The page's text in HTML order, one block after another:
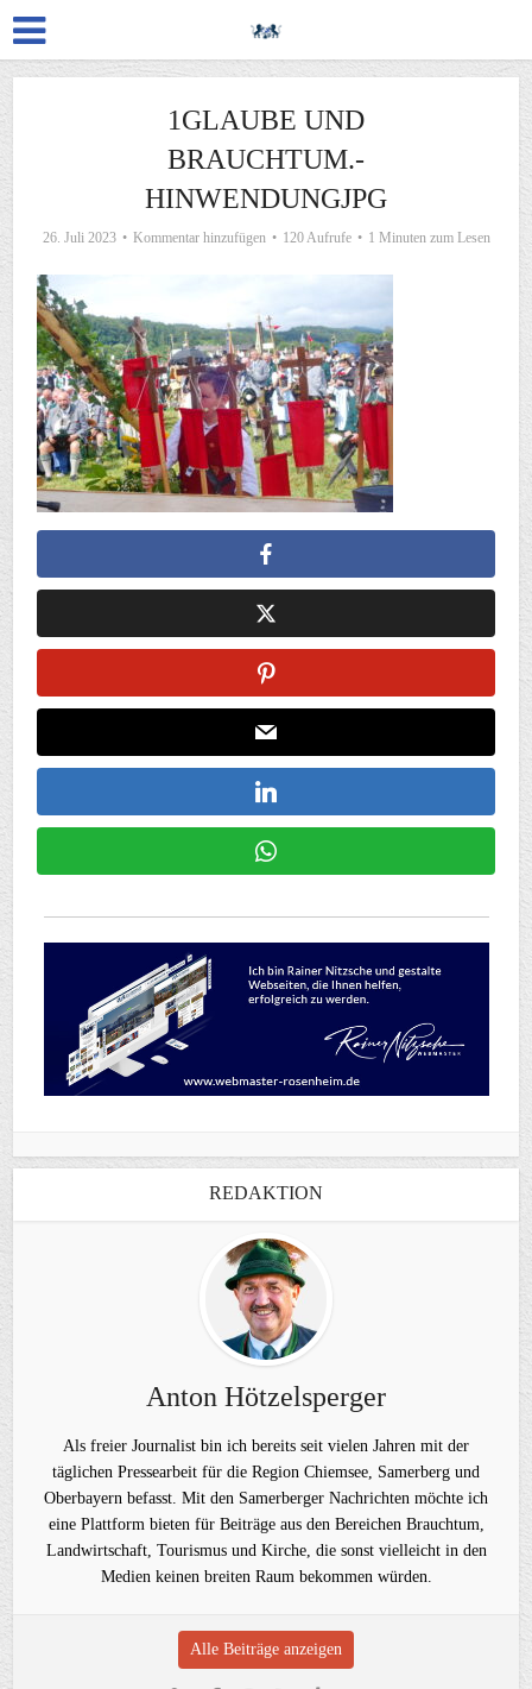
1GLAUBE UND
BRAUCHTUM.-
HINWENDUNGJPG
26. Juli 2023 Kommentar hinzufügen 120 Aufrufe 1 Minuten zum Lesen
REDAKTION
Anton Hötzelsperger
Als freier Journalist bin ich bereits seit vielen Jahren mit der
täglichen Pressearbeit für die Region Chiemsee, Samerberg und
Oberbayern befasst. Mit den Samerberger Nachrichten möchte ich
eine Plattform bieten für Beiträge aus den Bereichen Brauchtum,
Landwirtschaft, Tourismus und Kirche, die sonst vielleicht in den
Medien keinen breiten Raum bekommen würden.
Alle Beiträge anzeigen